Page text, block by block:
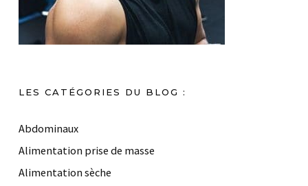
LES CATÉGORIES DU BLOG :
Abdominaux
Alimentation prise de masse
Alimentation sèche